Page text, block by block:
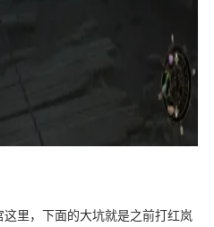
里，下面的大坑就是之前打红岚